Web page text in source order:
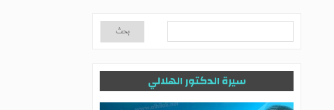
سيرة الدكتور الهلالي